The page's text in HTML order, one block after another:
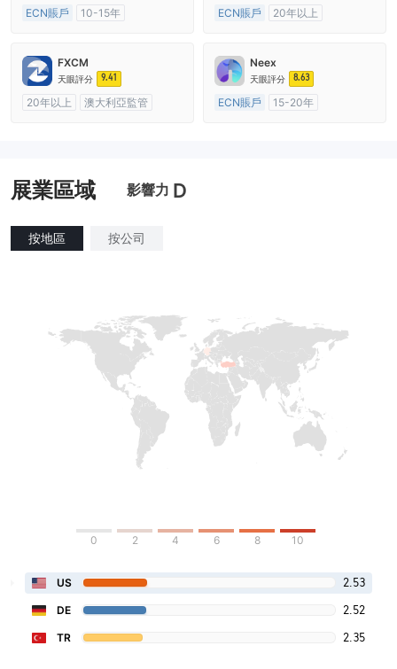
ECN賬戶
10-15年
主標MT4
ECN賬戶
20年以上
主標MT4
FXCM
天眼評分 9.41
20年以上
澳大利亞監管
Neex
天眼評分 8.63
ECN賬戶
15-20年
展業區域 影響力 D
按地區 按公司
0 2 4 6 8 10
US 2.53
DE 2.52
TR 2.35